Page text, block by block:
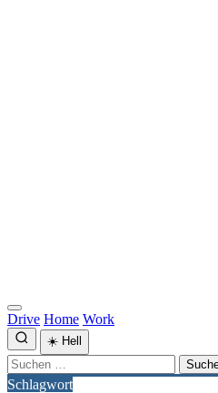
Drive Home Work
☀️ Hell
Suchen
nach:
Schlagwort